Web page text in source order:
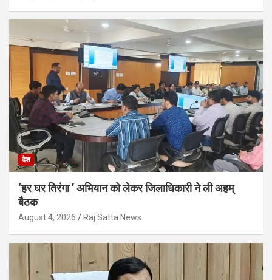
देश
‘हर घर तिरंगा ’ अभियान को लेकर जिलाधिकारी ने ली अहम्
बैठक
August 4, 2026 Raj Satta News